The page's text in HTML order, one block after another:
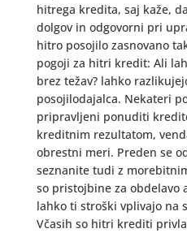
hitrega kredita, saj kaže,
dolgov in odgovorni pri
hitro posojilo zasnovano
pogoji za hitri kredit: Ali
brez težav? lahko
posojilodajalca. Nekateri
pripravljeni ponuditi
kreditnim rezultatom,
obrestni meri. Preden se
seznanite tudi z
so pristojbine za obdelavo
lahko ti stroški vplivajo na
Včasih so hitri krediti